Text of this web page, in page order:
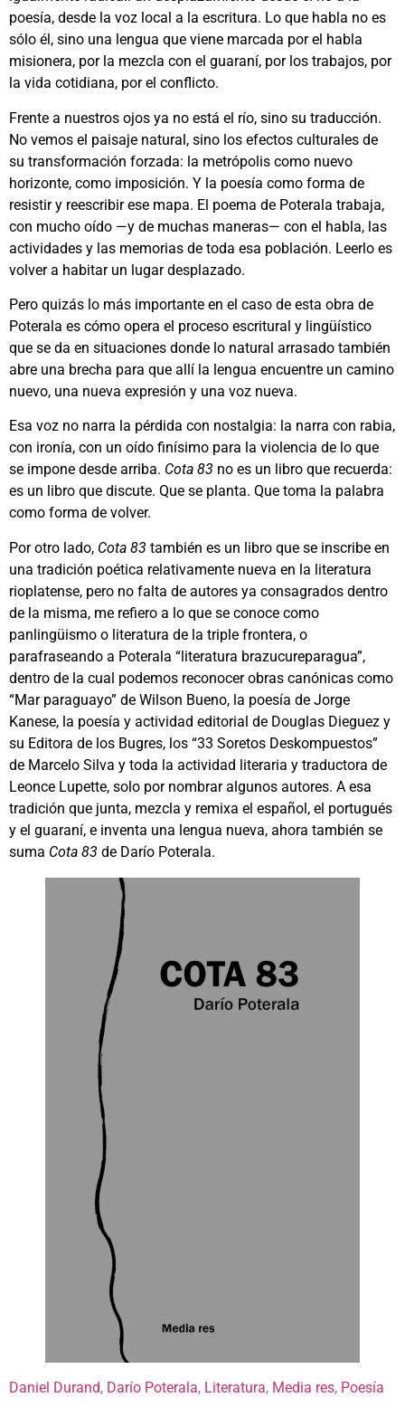
poesía, desde la voz local a la escritura. Lo que habla no es
sólo él, sino una lengua que viene marcada por el habla
misionera, por la mezcla con el guaraní, por los trabajos, por
la vida cotidiana, por el conflicto.
Frente a nuestros ojos ya no está el río, sino su traducción.
No vemos el paisaje natural, sino los efectos culturales de
su transformación forzada: la metrópolis como nuevo
horizonte, como imposición. Y la poesía como forma de
resistir y reescribir ese mapa. El poema de Poterala trabaja,
con mucho oído —y de muchas maneras— con el habla, las
actividades y las memorias de toda esa población. Leerlo es
volver a habitar un lugar desplazado.
Pero quizás lo más importante en el caso de esta obra de
Poterala es cómo opera el proceso escritural y lingüístico
que se da en situaciones donde lo natural arrasado también
abre una brecha para que allí la lengua encuentre un camino
nuevo, una nueva expresión y una voz nueva.
Esa voz no narra la pérdida con nostalgia: la narra con rabia,
con ironía, con un oído finísimo para la violencia de lo que
se impone desde arriba. Cota 83 no es un libro que recuerda:
es un libro que discute. Que se planta. Que toma la palabra
como forma de volver.
Por otro lado, Cota 83 también es un libro que se inscribe en
una tradición poética relativamente nueva en la literatura
rioplatense, pero no falta de autores ya consagrados dentro
de la misma, me refiero a lo que se conoce como
panlingüismo o literatura de la triple frontera, o
parafraseando a Poterala “literatura brazucureparagua”,
dentro de la cual podemos reconocer obras canónicas como
“Mar paraguayo” de Wilson Bueno, la poesía de Jorge
Kanese, la poesía y actividad editorial de Douglas Dieguez y
su Editora de los Bugres, los “33 Soretos Deskompuestos”
de Marcelo Silva y toda la actividad literaria y traductora de
Leonce Lupette, solo por nombrar algunos autores. A esa
tradición que junta, mezcla y remixa el español, el portugués
y el guaraní, e inventa una lengua nueva, ahora también se
suma Cota 83 de Darío Poterala.
Daniel Durand, Darío Poterala, Literatura, Media res, Poesía